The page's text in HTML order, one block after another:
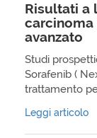
Risultati a
avanzato
Studi
Sorafenib (
trattamento
Leggi articolo